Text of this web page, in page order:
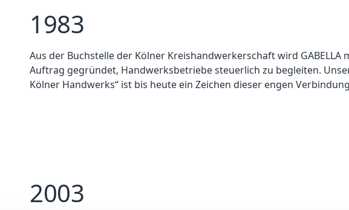
1983
Aus der Buchstelle der Kölner Kreishandwerkerschaft wird GABELLA
Auftrag gegründet, Handwerksbetriebe steuerlich zu begleiten.
Kölner Handwerks“ ist bis heute ein Zeichen dieser engen
2003